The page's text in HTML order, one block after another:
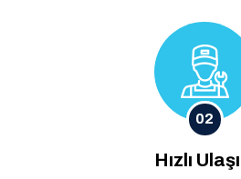
02
Hızlı